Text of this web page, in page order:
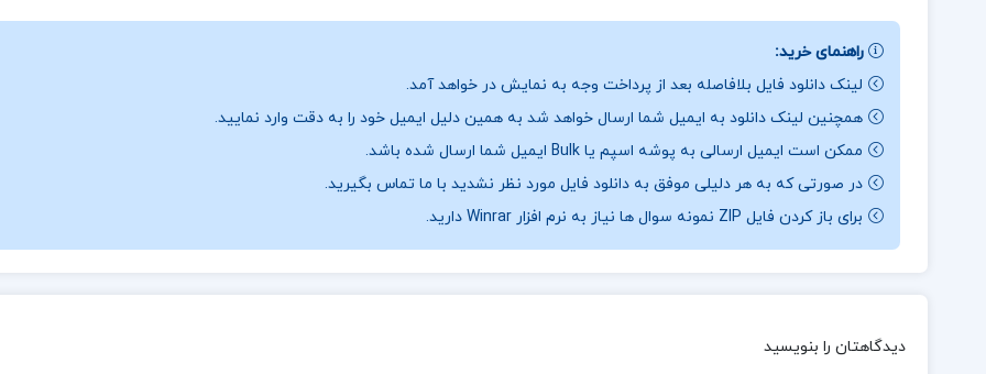
راهنمای خرید:
لینک دانلود فایل بلافاصله بعد از پرداخت وجه به نمایش در خواهد آمد.
همچنین لینک دانلود به ایمیل شما ارسال خواهد شد به همین دلیل ایمیل خود را به دقت وارد نمایید.
ممکن است ایمیل ارسالی به پوشه اسپم یا Bulk ایمیل شما ارسال شده باشد.
در صورتی که به هر دلیلی موفق به دانلود فایل مورد نظر نشدید با ما تماس بگیرید.
برای باز کردن فایل ZIP نمونه سوال ها نیاز به نرم افزار Winrar دارید.
دیدگاهتان را بنویسید